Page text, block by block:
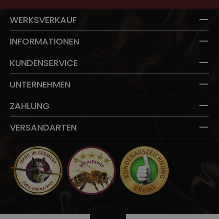
WERKSVERKAUF
INFORMATIONEN
KUNDENSERVICE
UNTERNEHMEN
ZAHLUNG
VERSANDARTEN